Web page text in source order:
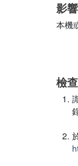
影
本機
檢